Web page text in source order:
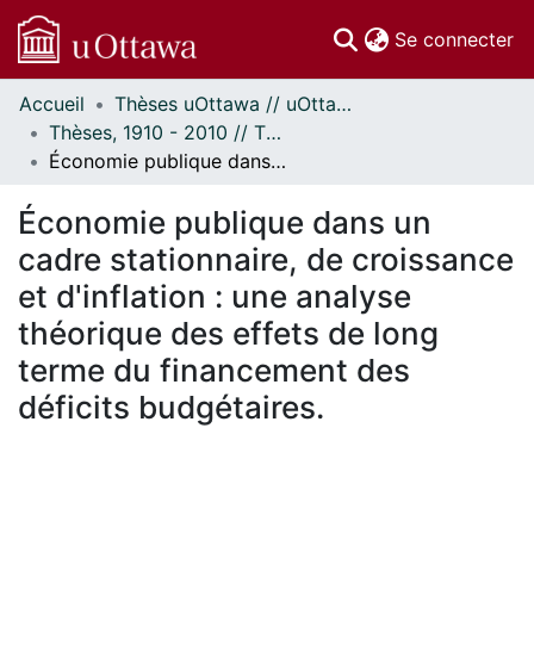
Se connecter
Communautés
et collections
Parcourir
Statistiques
À propos
Accueil
Thèses uOttawa // uOttawa Theses
Thèses, 1910 - 2010 // Theses, 1910 - 2010
Économie publique dans un cadre stationnaire, de croissance et d'inflation : une analyse théorique des effets de long terme du financement des déficits budgétaires.
Économie publique dans un
cadre stationnaire, de croissance
et d'inflation : une analyse
théorique des effets de long
terme du financement des
déficits budgétaires.